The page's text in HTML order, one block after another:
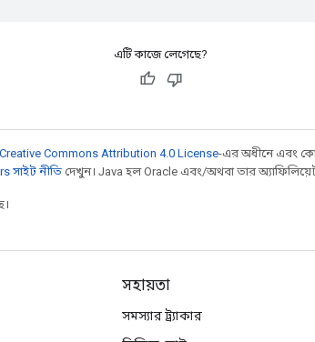
এটি কাজে লেগেছে?
Creative Commons Attribution 4.0 License-এর অধীনে এবং
সাইট নীতি দেখুন। Java হল Oracle এবং/অথবা তার অ্যাফিলিয়েট
সহায়তা
সমস্যার ট্র্যাকার